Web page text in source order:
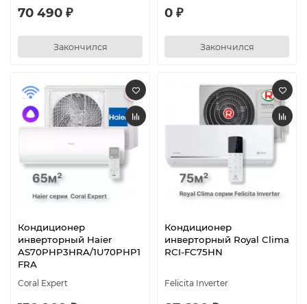
70 490 ₽
Закончился
0 ₽
Закончился
Кондиционер
инверторный Haier
AS70PHP3HRA/1U70PHP1
FRA
Coral Expert
Кондиционер
инверторный Royal Clima
RCI-FC75HN
Felicita Inverter